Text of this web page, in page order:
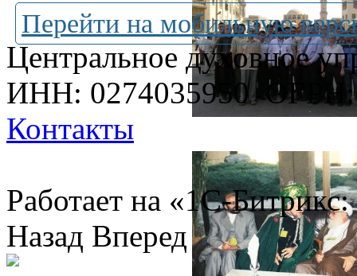
Перейти на мобильную
Центральное духовное
ИНН: 0274035950ОГРН:
Контакты
Работает на «1С-
Назад Вперед